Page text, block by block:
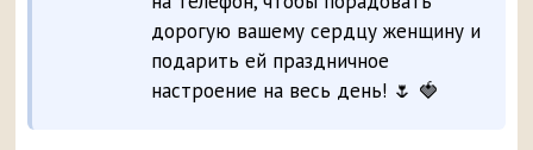
дорогую вашему сердцу женщину и
подарить ей праздничное
настроение на весь день! 🌷 🍓